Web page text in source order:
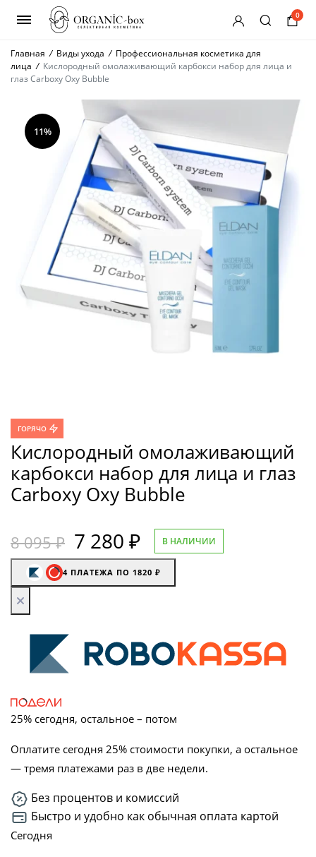
0
Главная / Виды ухода / Профессиональная косметика для
лица / Кислородный омолаживающий карбокси набор для лица и
глаз Carboxy Oxy Bubble
11%
Кислородный омолаживающий
карбокси набор для лица и глаз
Carboxy Oxy Bubble
ГОРЯЧО
8 095₽ Первоначальная
цена
8 095 ₽.
7 280 ₽ Текущая
цена:
В НАЛИЧИИ
4 ПЛАТЕЖА ПО 1820 ₽
25% сегодня, остальное – потом
Оплатите сегодня 25% стоимости покупки, а остальное
— тремя платежами раз в две недели.
Без процентов и комиссий
Быстро и удобно как обычная оплата картой
Сегодня